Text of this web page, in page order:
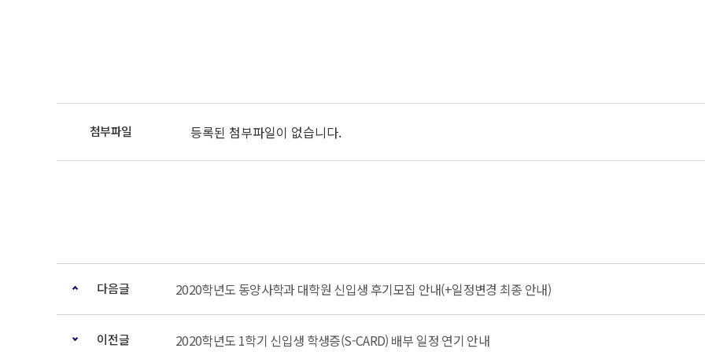
등록된 첨부파일이 없습니다.
다음글 2020학년도 동양사학과 대학원 신입생 후기모집 안내(+일정변경 최종 안내)
이전글 2020학년도 1학기 신입생 학생증(S-CARD) 배부 일정 연기 안내